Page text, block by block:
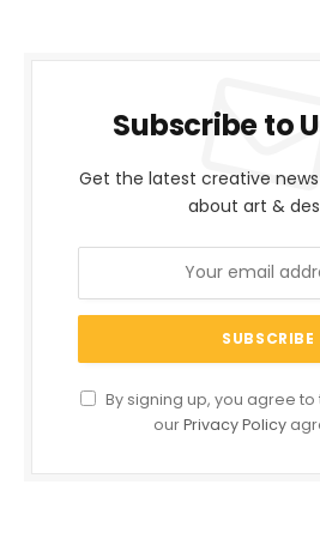
Subscribe to
Get the latest creative
about art &
By signing up, you agree
ourPrivacy Policy